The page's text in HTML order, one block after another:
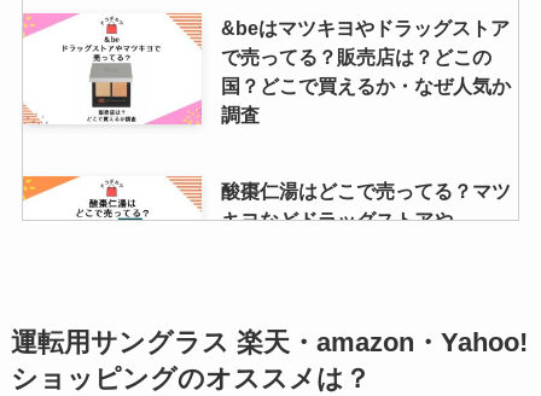
&beはマツキヨやドラッグストア
で売ってる？販売店は？どこの
国？どこで買えるか・なぜ人気か
調査
酸棗仁湯はどこで売ってる？マツ
キヨなどドラッグストアや
スーツケースを買うならどこ？無
印やニトリ・イオンの売り場は？
運転用サングラス 楽天・amazon・Yahoo!
ショッピングのオススメは？